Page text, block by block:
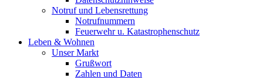
Notruf und Lebensrettung
Notrufnummern
Feuerwehr u. Katastrophenschutz
Leben & Wohnen
Unser Markt
Grußwort
Zahlen und Daten